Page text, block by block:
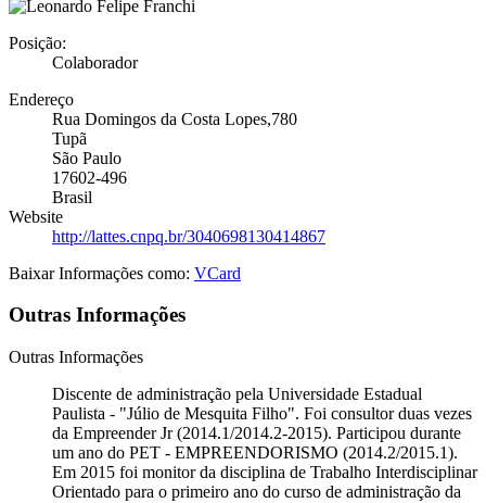
Posição:
Colaborador
Endereço
Rua Domingos da Costa Lopes,780
Tupã
São Paulo
17602-496
Brasil
Website
http://lattes.cnpq.br/3040698130414867
Baixar Informações como: VCard
Outras Informações
Outras Informações
Discente de administração pela Universidade Estadual
Paulista - "Júlio de Mesquita Filho". Foi consultor duas vezes
da Empreender Jr (2014.1/2014.2-2015). Participou durante
um ano do PET - EMPREENDORISMO (2014.2/2015.1).
Em 2015 foi monitor da disciplina de Trabalho Interdisciplinar
Orientado para o primeiro ano do curso de administração da